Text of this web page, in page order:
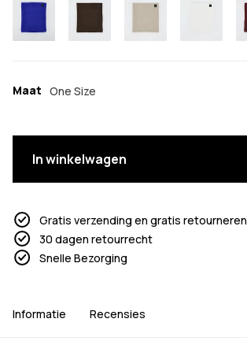
Maat One Size
In winkelwagen
Gratis verzending en gratis retourneren
30 dagen retourrecht
Snelle Bezorging
Informatie Recensies